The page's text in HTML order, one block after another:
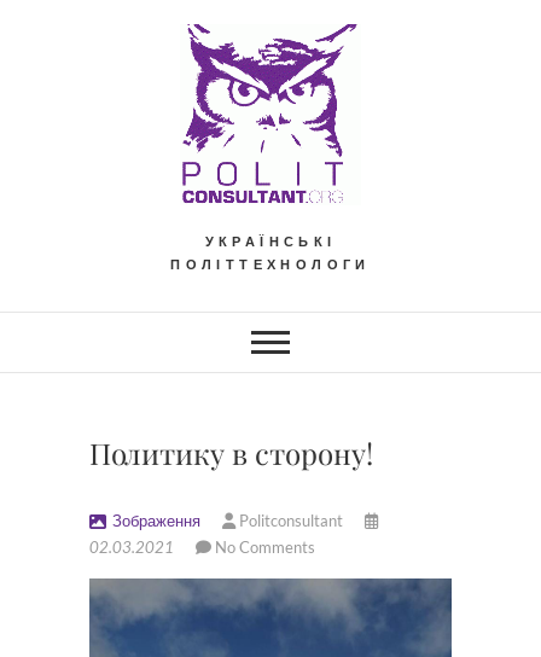
УКРАЇНСЬКІ
ПОЛІТТЕХНОЛОГИ
Политику в сторону!
Зображення
Politconsultant
02.03.2021
No Comments